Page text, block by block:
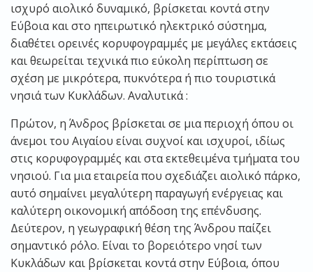
ισχυρό αιολικό δυναμικό, βρίσκεται κοντά στην
Εύβοια και στο ηπειρωτικό ηλεκτρικό σύστημα,
διαθέτει ορεινές κορυφογραμμές με μεγάλες εκτάσεις
και θεωρείται τεχνικά πιο εύκολη περίπτωση σε
σχέση με μικρότερα, πυκνότερα ή πιο τουριστικά
νησιά των Κυκλάδων. Αναλυτικά :
Πρώτον, η Άνδρος βρίσκεται σε μια περιοχή όπου οι
άνεμοι του Αιγαίου είναι συχνοί και ισχυροί, ιδίως
στις κορυφογραμμές και στα εκτεθειμένα τμήματα του
νησιού. Για μια εταιρεία που σχεδιάζει αιολικό πάρκο,
αυτό σημαίνει μεγαλύτερη παραγωγή ενέργειας και
καλύτερη οικονομική απόδοση της επένδυσης.
Δεύτερον, η γεωγραφική θέση της Άνδρου παίζει
σημαντικό ρόλο. Είναι το βορειότερο νησί των
Κυκλάδων και βρίσκεται κοντά στην Εύβοια, όπου